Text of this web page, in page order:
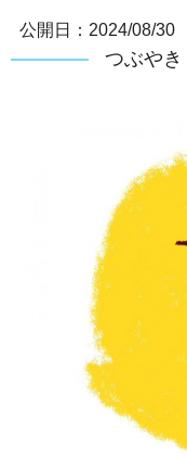
公開日： 2024/08/30
つぶや